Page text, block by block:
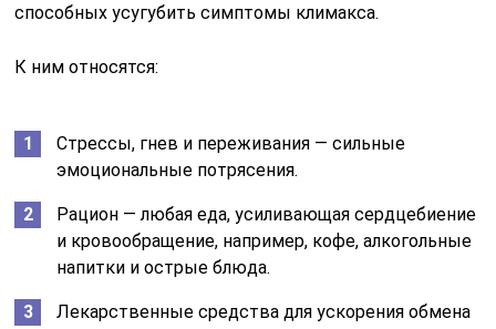
способных усугубить симптомы климакса.
К ним относятся:
Стрессы, гнев и переживания — сильные
эмоциональные потрясения.
Рацион — любая еда, усиливающая сердцебиение
и кровообращение, например, кофе, алкогольные
напитки и острые блюда.
Лекарственные средства для ускорения обмена